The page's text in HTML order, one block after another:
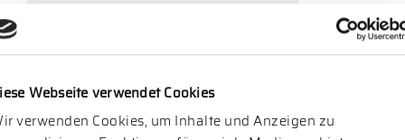
Webseite verwendet Cookies
verwenden Cookies, um Inhalte und Anzeigen zu
EXECUTIVE SEARCH